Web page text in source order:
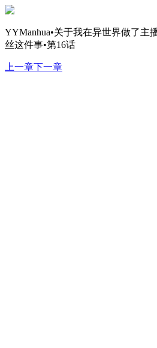
YYManhua•关于我在异世界做了主
丝这件事•第16话
上一章下一章